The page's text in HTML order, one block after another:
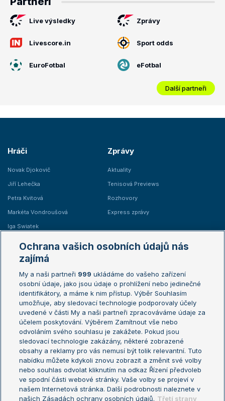
Live výsledky Zprávy
Livescore.in Sport odds
EuroFotbal eFotbal
Další partneři
Hráči
Novak Djokovič
Jiří Lehečka
Petra Kvitová
Markéta Vondroušová
Iga Swiatek
Zprávy
Aktuality
Tenisová Previews
Rozhovory
Express zprávy
Žebříčky
Žebříček ATP (muži)
Žebříček WTA (ženy)
Sázkařský žebříček
Australian Open
French Open
Wimbledon
US Open
Turnaj mistrů
Turnaj mistryň
Aktualní trendy
Fotbalové přestupy
Livesport Daily
Ochrana vašich osobních údajů nás
zajímá
My a naši partneři 999 ukládáme do vašeho zařízení
osobní údaje, jako jsou údaje o prohlížení nebo jedinečné
identifikátory, a máme k nim přístup. Výběr Souhlasím
umožňuje, aby sledovací technologie podporovaly účely
uvedené v části My a naši partneři zpracováváme údaje za
účelem poskytování. Výběrem Zamítnout vše nebo
odvoláním svého souhlasu je zakážete. Pokud jsou
sledovací technologie zakázány, některé zobrazené
obsahy a reklamy pro vás nemusí být tolik relevantní. Tuto
nabídku můžete kdykoli znovu zobrazit a změnit své volby
nebo souhlas odvolat kliknutím na odkaz Řízení předvoleb
ve spodní části webové stránky. Vaše volby se projeví v
našem Internetová stránka. Další podrobnosti naleznete v
našich Zásadách ochrany osobních údajů. Třetí strany